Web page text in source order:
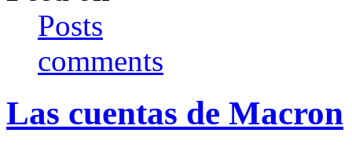
Posts
comments
Las cuentas de Macron